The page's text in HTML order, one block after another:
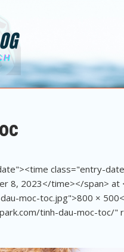
class="entry-
8, 2023</time></span>
moc-toc.jpg">800 ×
tinh-dau-moc-toc/"